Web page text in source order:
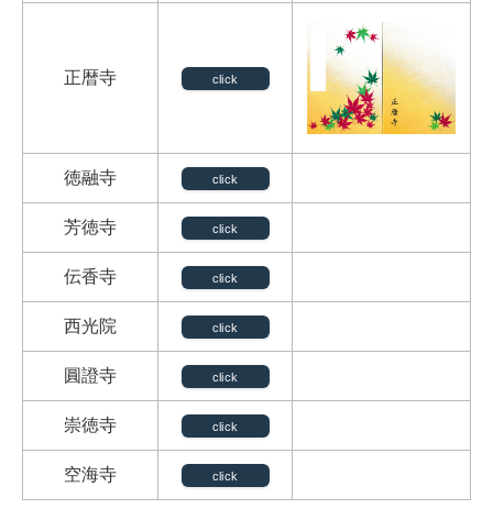
正暦寺 click
徳融寺 click
芳徳寺 click
伝香寺 click
西光院 click
圓證寺 click
崇徳寺 click
空海寺 click